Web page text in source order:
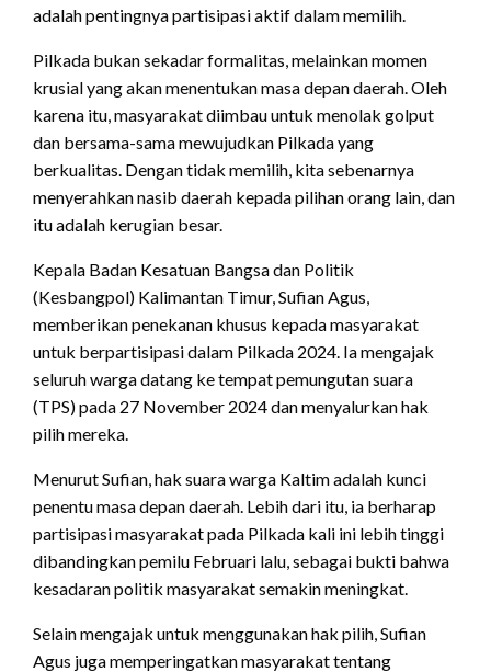
adalah pentingnya partisipasi aktif dalam memilih.
Pilkada bukan sekadar formalitas, melainkan momen
krusial yang akan menentukan masa depan daerah. Oleh
karena itu, masyarakat diimbau untuk menolak golput
dan bersama-sama mewujudkan Pilkada yang
berkualitas. Dengan tidak memilih, kita sebenarnya
menyerahkan nasib daerah kepada pilihan orang lain, dan
itu adalah kerugian besar.
Kepala Badan Kesatuan Bangsa dan Politik
(Kesbangpol) Kalimantan Timur, Sufian Agus,
memberikan penekanan khusus kepada masyarakat
untuk berpartisipasi dalam Pilkada 2024. Ia mengajak
seluruh warga datang ke tempat pemungutan suara
(TPS) pada 27 November 2024 dan menyalurkan hak
pilih mereka.
Menurut Sufian, hak suara warga Kaltim adalah kunci
penentu masa depan daerah. Lebih dari itu, ia berharap
partisipasi masyarakat pada Pilkada kali ini lebih tinggi
dibandingkan pemilu Februari lalu, sebagai bukti bahwa
kesadaran politik masyarakat semakin meningkat.
Selain mengajak untuk menggunakan hak pilih, Sufian
Agus juga memperingatkan masyarakat tentang